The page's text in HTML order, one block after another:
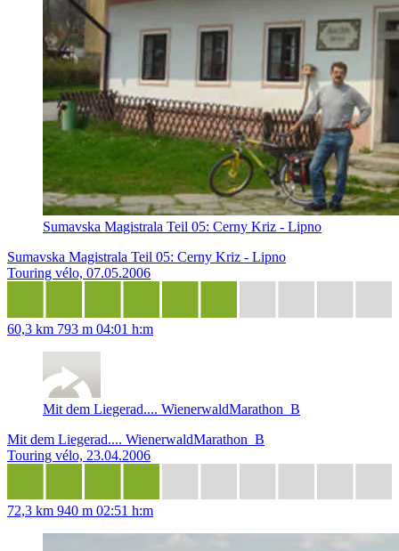
Sumavska Magistrala Teil 05: Cerny Kriz - Lipno
Sumavska Magistrala Teil 05: Cerny Kriz - Lipno
Touring vélo, 07.05.2006
60,3 km 793 m 04:01 h:m
Mit dem Liegerad.... WienerwaldMarathon_B
Mit dem Liegerad.... WienerwaldMarathon_B
Touring vélo, 23.04.2006
72,3 km 940 m 02:51 h:m